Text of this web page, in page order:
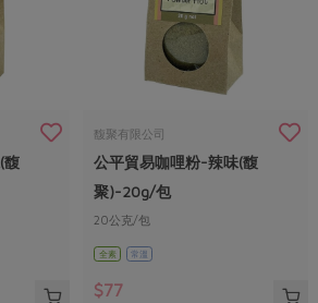
馥
馥聚有限公司
公平貿易咖哩粉-辣味(馥
聚)-20g/包
20公克/包
全素 常溫
$77